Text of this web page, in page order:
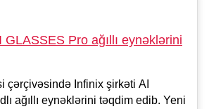
Pro ağıllı eynəklərini
çərçivəsində Infinix şirkəti AI
ağıllı eynəklərini təqdim edib. Yeni